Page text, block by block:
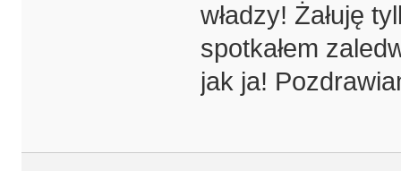
władzy! Żałuję
spotkałem
jak ja!